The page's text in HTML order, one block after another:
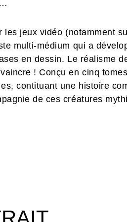
les jeux vidéo (notamment
multi-médium qui a
en dessin. Le réalisme
! Conçu en cinq
contituant une histoire
de ces créatures